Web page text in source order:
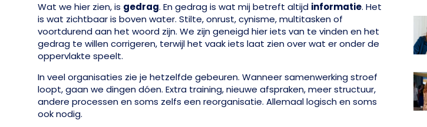
Wat we hier zien, is gedrag. En gedrag is wat mij betreft altijd informatie. Het
is wat zichtbaar is boven water. Stilte, onrust, cynisme, multitasken of
voortdurend aan het woord zijn. We zijn geneigd hier iets van te vinden en het
gedrag te willen corrigeren, terwijl het vaak iets laat zien over wat er onder de
oppervlakte speelt.
In veel organisaties zie je hetzelfde gebeuren. Wanneer samenwerking stroef
loopt, gaan we dingen dóen. Extra training, nieuwe afspraken, meer structuur,
andere processen en soms zelfs een reorganisatie. Allemaal logisch en soms
ook nodig.